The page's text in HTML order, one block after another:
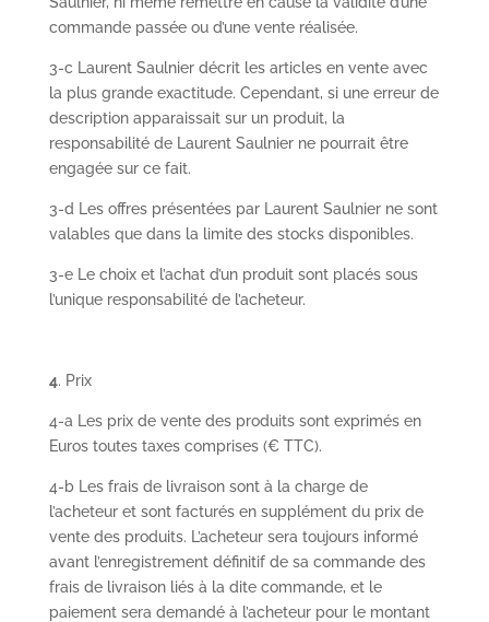
commande passée ou d’une vente réalisée.
3-c Laurent Saulnier décrit les articles en vente avec
la plus grande exactitude. Cependant, si une erreur de
description apparaissait sur un produit, la
responsabilité de Laurent Saulnier ne pourrait être
engagée sur ce fait.
3-d Les offres présentées par Laurent Saulnier ne sont
valables que dans la limite des stocks disponibles.
3-e Le choix et l’achat d’un produit sont placés sous
l’unique responsabilité de l’acheteur.
4. Prix
4-a Les prix de vente des produits sont exprimés en
Euros toutes taxes comprises (€ TTC).
4-b Les frais de livraison sont à la charge de
l’acheteur et sont facturés en supplément du prix de
vente des produits. L’acheteur sera toujours informé
avant l’enregistrement définitif de sa commande des
frais de livraison liés à la dite commande, et le
paiement sera demandé à l’acheteur pour le montant